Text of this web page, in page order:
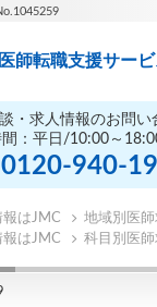
医師転職支援サービ
・求人情報のお問い
間：平日/10:00～
0120-940-
報はJMC 地域別医
報はJMC
科目別医